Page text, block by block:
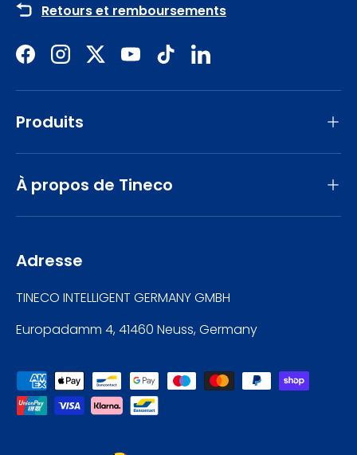
Retours et remboursements
FacebookInstagram
TwitterYouTubeTikTokLinkedIn
Produits
À propos de Tineco
Adresse
TINECO INTELLIGENT GERMANY GMBH
Europadamm 4, 41460 Neuss, Germany
Moyens de paiement acceptés